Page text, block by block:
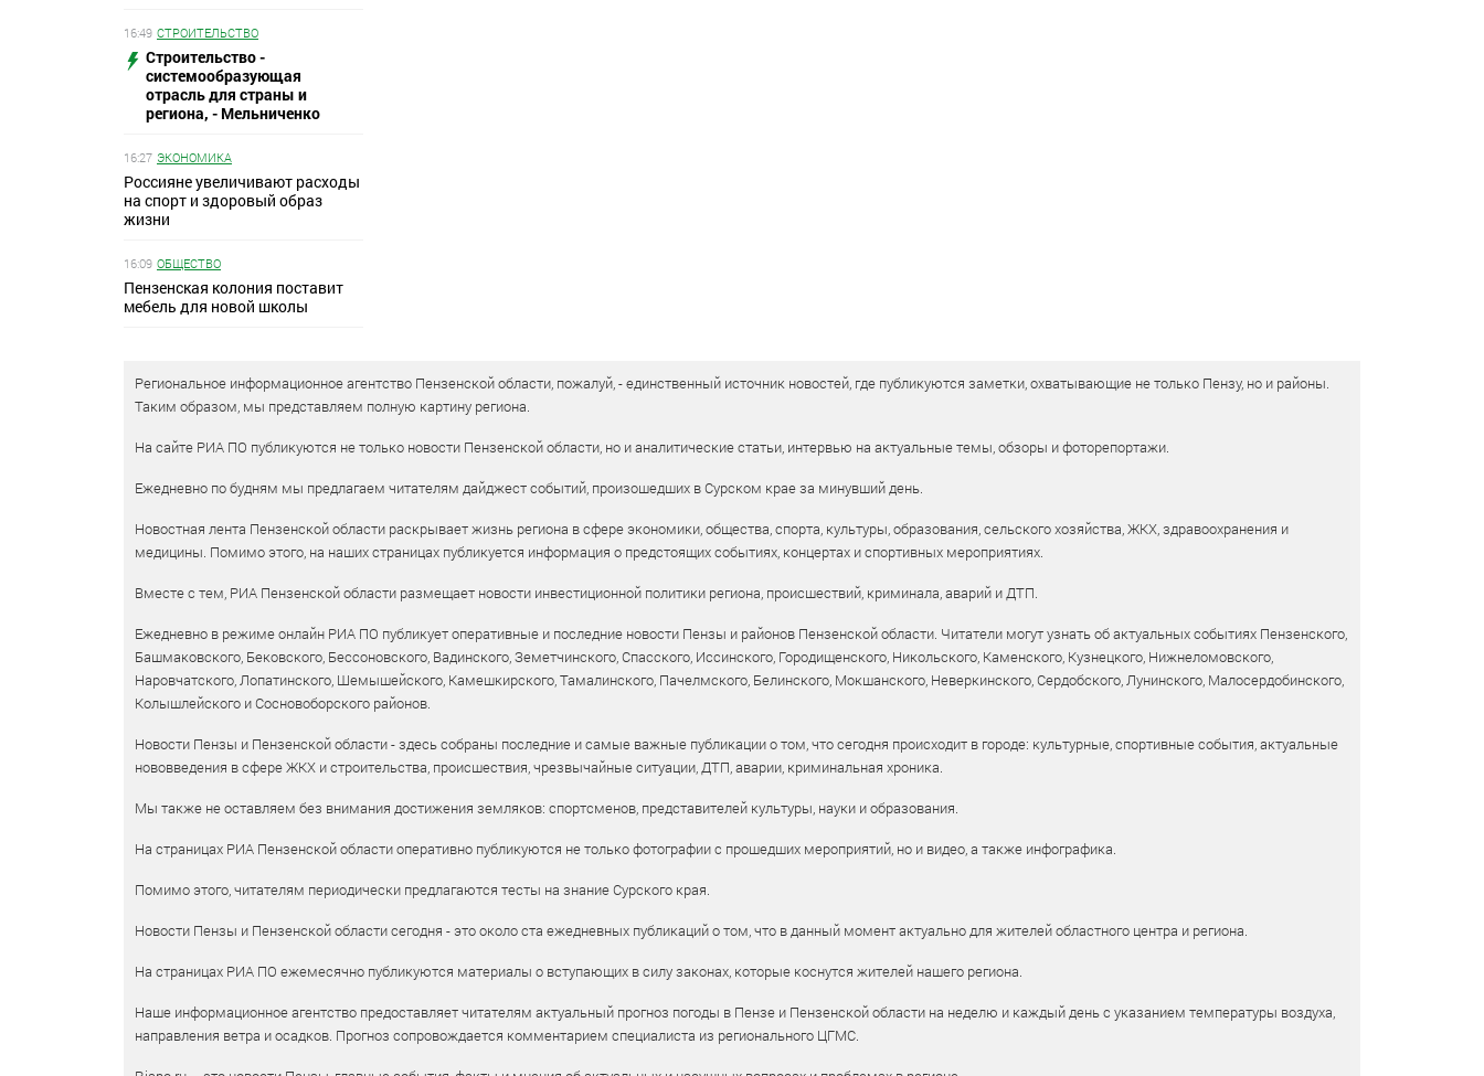
16:49 СТРОИТЕЛЬСТВО
Строительство -
системообразующая
отрасль для страны и
региона, - Мельниченко
16:27 ЭКОНОМИКА
Россияне увеличивают расходы
на спорт и здоровый образ
жизни
16:09 ОБЩЕСТВО
Пензенская колония поставит
мебель для новой школы
Региональное информационное агентство Пензенской области, пожалуй, - единственный источник новостей, где публикуются заметки, охватывающие не только Пензу, но и районы.
Таким образом, мы представляем полную картину региона.
На сайте РИА ПО публикуются не только новости Пензенской области, но и аналитические статьи, интервью на актуальные темы, обзоры и фоторепортажи.
Ежедневно по будням мы предлагаем читателям дайджест событий, произошедших в Сурском крае за минувший день.
Новостная лента Пензенской области раскрывает жизнь региона в сфере экономики, общества, спорта, культуры, образования, сельского хозяйства, ЖКХ, здравоохранения и
медицины. Помимо этого, на наших страницах публикуется информация о предстоящих событиях, концертах и спортивных мероприятиях.
Вместе с тем, РИА Пензенской области размещает новости инвестиционной политики региона, происшествий, криминала, аварий и ДТП.
Ежедневно в режиме онлайн РИА ПО публикует оперативные и последние новости Пензы и районов Пензенской области. Читатели могут узнать об актуальных событиях Пензенского,
Башмаковского, Бековского, Бессоновского, Вадинского, Земетчинского, Спасского, Иссинского, Городищенского, Никольского, Каменского, Кузнецкого, Нижнеломовского,
Наровчатского, Лопатинского, Шемышейского, Камешкирского, Тамалинского, Пачелмского, Белинского, Мокшанского, Неверкинского, Сердобского, Лунинского, Малосердобинского,
Колышлейского и Сосновоборского районов.
Новости Пензы и Пензенской области - здесь собраны последние и самые важные публикации о том, что сегодня происходит в городе: культурные, спортивные события, актуальные
нововведения в сфере ЖКХ и строительства, происшествия, чрезвычайные ситуации, ДТП, аварии, криминальная хроника.
Мы также не оставляем без внимания достижения земляков: спортсменов, представителей культуры, науки и образования.
На страницах РИА Пензенской области оперативно публикуются не только фотографии с прошедших мероприятий, но и видео, а также инфографика.
Помимо этого, читателям периодически предлагаются тесты на знание Сурского края.
Новости Пензы и Пензенской области сегодня - это около ста ежедневных публикаций о том, что в данный момент актуально для жителей областного центра и региона.
На страницах РИА ПО ежемесячно публикуются материалы о вступающих в силу законах, которые коснутся жителей нашего региона.
Наше информационное агентство предоставляет читателям актуальный прогноз погоды в Пензе и Пензенской области на неделю и каждый день с указанием температуры воздуха,
направления ветра и осадков. Прогноз сопровождается комментарием специалиста из регионального ЦГМС.